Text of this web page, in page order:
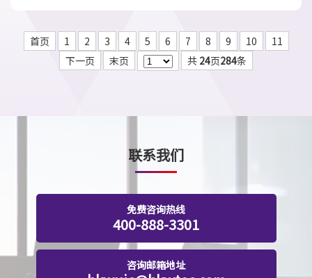
首页 1 2 3 4 5 6 7 8 9 10
11
下一页
末页 共 24页284条
联系我们
免费咨询热线
400-888-3301
咨询邮箱地址